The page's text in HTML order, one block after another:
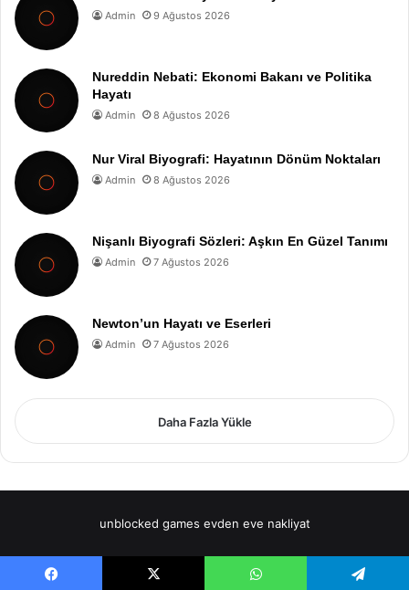
Admin 9 Ağustos 2026
Nureddin Nebati: Ekonomi Bakanı ve Politika
Hayatı
Admin 8 Ağustos 2026
Nur Viral Biyografi: Hayatının Dönüm Noktaları
Admin 8 Ağustos 2026
Nişanlı Biyografi Sözleri: Aşkın En Güzel Tanımı
Admin 7 Ağustos 2026
Newton’un Hayatı ve Eserleri
Admin 7 Ağustos 2026
Daha Fazla Yükle
unblocked games evden eve nakliyat